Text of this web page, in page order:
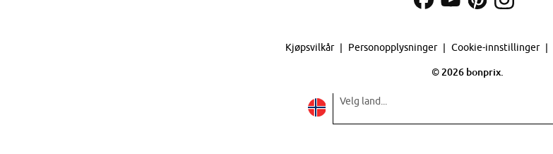
Kjøpsvilkår Personopplysninger Cookie-innstillinger
© 2026 bonprix.
Velg land...